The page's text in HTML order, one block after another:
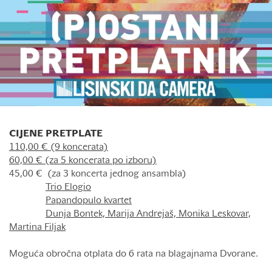
CIJENE PRETPLATE
110,00 € (9 koncerata)
60,00 € (za 5 koncerata po izboru)
45,00 € (za 3 koncerta jednog ansambla)
Trio Elogio
Papandopulo kvartet
Dunja Bontek, Marija Andrejaš, Monika Leskovar,
Martina Filjak
Moguća obročna otplata do 6 rata na blagajnama Dvorane.